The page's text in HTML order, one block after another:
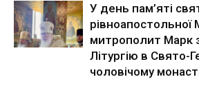
У день пам’яті
рівноапостольної
митрополит Марк
Літургію в Свято-
чоловічому